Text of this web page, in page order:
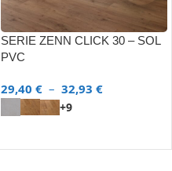
SERIE ZENN CLICK 30 – SOL
PVC
29,40 € – 32,93 €
+9